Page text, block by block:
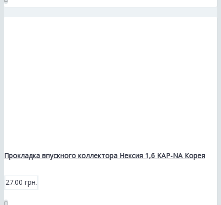
Прокладка впускного коллектора Нексия 1,6 KAP-NA Корея
27.00 грн.